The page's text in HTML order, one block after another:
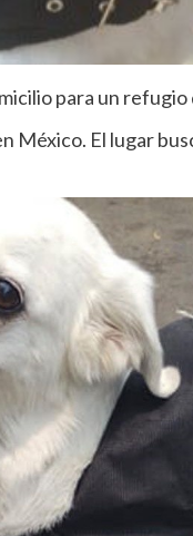
para un refugio
México. El lugar